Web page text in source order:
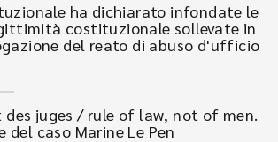
ha dichiarato infondate le
costituzionale sollevate in
del reato di abuso d'ufficio
des juges / rule of law, not of men.
del caso Marine Le Pen